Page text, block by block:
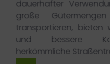
dauerhafter
große
transportieren, bieten
und bessere
herkömmliche